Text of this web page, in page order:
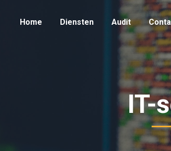
Home Diensten Audit
IT-